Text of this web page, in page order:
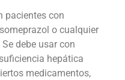
pacientes con
o cualquier
debe usar con
hepática
medicamentos,